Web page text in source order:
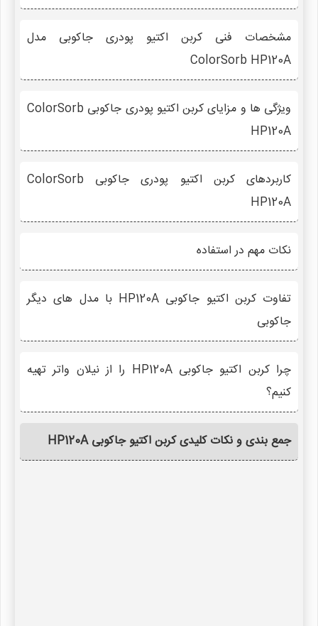
مشخصات فنی کربن اکتیو پودری جاکوبی مدل
ColorSorb HP120A
ویژگی ها و مزایای کربن اکتیو پودری جاکوبی ColorSorb
HP120A
کاربردهای کربن اکتیو پودری جاکوبی ColorSorb
HP120A
نکات مهم در استفاده
تفاوت کربن اکتیو جاکوبی HP120A با مدل های دیگر
جاکوبی
چرا کربن اکتیو جاکوبی HP120A را از نیلان واتر تهیه
کنیم؟
جمع بندی و نکات کلیدی کربن اکتیو جاکوبی HP120A